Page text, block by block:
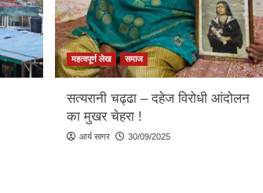
महत्वपूर्ण लेख समाज
सत्यरानी चढ्ढा – दहेज विरोधी आंदोलन
का मुखर चेहरा !
आर्य सागर 30/09/2025